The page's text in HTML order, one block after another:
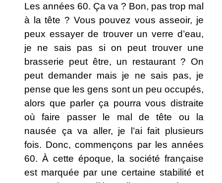
Les années 60. Ça va ? Bon, pas trop mal
à la tête ? Vous pouvez vous asseoir, je
peux essayer de trouver un verre d’eau,
je ne sais pas si on peut trouver une
brasserie peut être, un restaurant ? On
peut demander mais je ne sais pas, je
pense que les gens sont un peu occupés,
alors que parler ça pourra vous distraite
où faire passer le mal de tête ou la
nausée ça va aller, je l’ai fait plusieurs
fois. Donc, commençons par les années
60. À cette époque, la société française
est marquée par une certaine stabilité et